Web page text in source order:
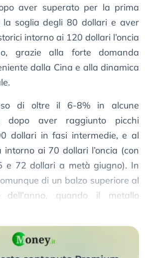
aver superato per la prima
soglia degli 80 dollari e aver
intorno ai 120 dollari l’oncia
grazie alla forte domanda
dalla Cina e alla dinamica
di oltre il 6-8% in alcune
dopo aver raggiunto picchi
dollari in fasi intermedie, e al
ai 70 dollari l’oncia (con
e 72 dollari a metà giugno). In
di un balzo superiore al
dell’anno, quando il metallo